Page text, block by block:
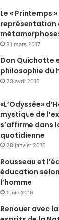
Le « Printemps
représentation
31 mars 2017
Don Quichotte
philosophie du
23 avril 2016
«L’Odyssée»
mystique de
s’affirme dans
quotidienne
28 janvier 2015
Rousseau et
éducation
l’homme
1 juin 2018
Renouer avec